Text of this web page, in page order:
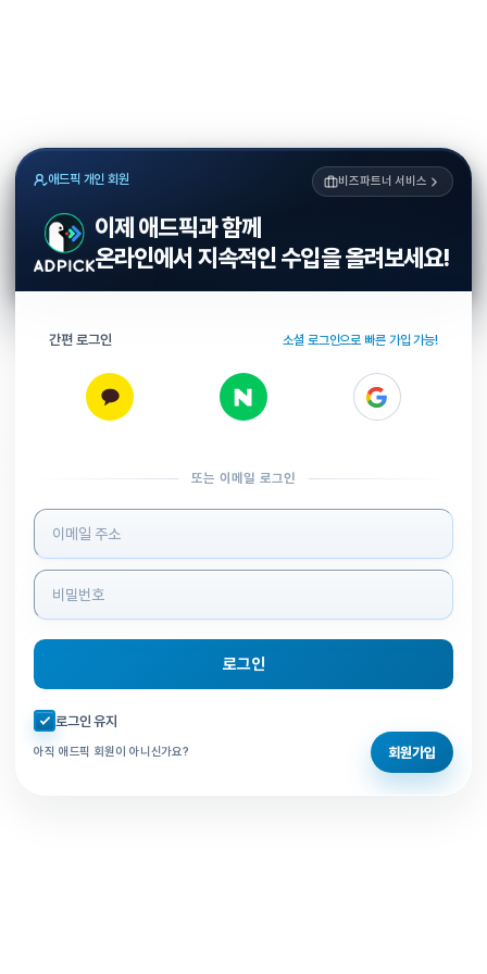
애드픽 개인 회원 비즈파트너 서비스
이제 애드픽과 함께
온라인에서 지속적인 수입을 올려보세요!
간편 로그인 소셜 로그인으로 빠른 가입 가능!
또는 이메일 로그인
로그인 정보 입력
로그인
자동로그인 체크
로그인 유지
아직 애드픽 회원이 아니신가요? 회원가입